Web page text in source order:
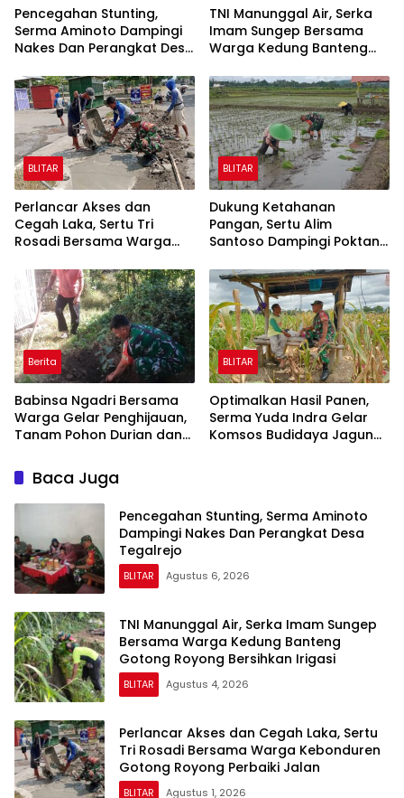
Pencegahan Stunting,
Serma Aminoto Dampingi
Nakes Dan Perangkat Desa
TNI Manunggal Air, Serka
Imam Sungep Bersama
Warga Kedung Banteng
Irigasi
BLITAR
Perlancar Akses dan
Cegah Laka, Sertu Tri
Rosadi Bersama Warga
Royong Perbaiki Jalan
BLITAR
Dukung Ketahanan
Pangan, Sertu Alim
Santoso Dampingi Poktan
di Jambewangi
Berita
Babinsa Ngadri Bersama
Warga Gelar Penghijauan,
Tanam Pohon Durian dan
BLITAR
Optimalkan Hasil Panen,
Serma Yuda Indra Gelar
Komsos Budidaya Jagung
Baca Juga
Pencegahan Stunting, Serma Aminoto
Dampingi Nakes Dan Perangkat Desa
Tegalrejo
BLITAR Agustus 6, 2026
TNI Manunggal Air, Serka Imam Sungep
Bersama Warga Kedung Banteng
Gotong Royong Bersihkan Irigasi
BLITAR Agustus 4, 2026
Perlancar Akses dan Cegah Laka, Sertu
Tri Rosadi Bersama Warga Kebonduren
Gotong Royong Perbaiki Jalan
BLITAR Agustus 1, 2026